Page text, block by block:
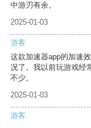
中游刃有余。
2025-01-03
游客
这款加速器app的加速
况了。我以前玩游戏经
不少。
2025-01-03
游客